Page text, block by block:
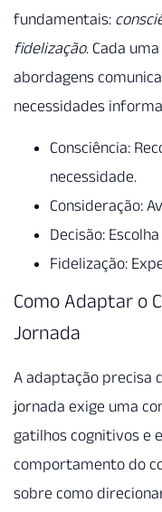
fundamentais:
fidelização. Cada
abordagens
necessidades
Consciência:
necessidade.
Consideração:
Decisão:
Fidelização:
Como Adaptar o
Jornada
A adaptação precisa
jornada exige uma
gatilhos cognitivos e
comportamento do
sobre como